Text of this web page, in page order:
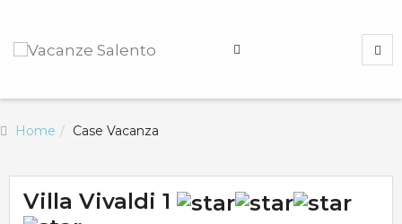
Home Case Vacanza
Villa Vivaldi 1